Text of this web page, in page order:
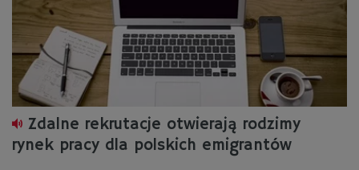
Zdalne rekrutacje otwierają rodzimy
rynek pracy dla polskich emigrantów